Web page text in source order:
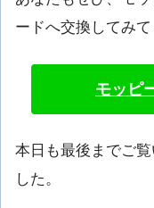
ードへ交換してみて
モッピ
本日も最後までご
した。